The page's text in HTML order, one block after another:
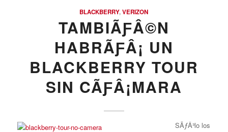
BLACKBERRY,VERIZON
TAMBIÃƑÂ©N
HABRÃƑÂ¡ UN
BLACKBERRY TOUR
SIN CÃƑÂ¡MARA
SÃƒÂ³lo los